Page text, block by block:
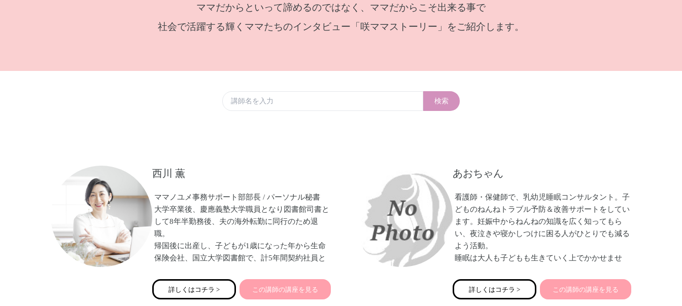
ママだからといって諦めるのではなく、ママだからこそ出来る事で
社会で活躍する輝くママたちのインタビュー「咲ママストーリー」をご紹介します。
検索
西川 薫
ママノユメ事務サポート部部長 / パーソナル秘書
大学卒業後、慶應義塾大学職員となり図書館司書と
して8年半勤務後、夫の海外転勤に同行のため退
職。
帰国後に出産し、子どもが1歳になった年から生命
保険会社、国立大学図書館で、計5年間契約社員と
その後、より自分の強みや自分らしさを活かせる働
き方をしたいと考え、2019年4月にフリーランスと
詳しくはコチラ > この講師の講座を見る
あおちゃん
看護師・保健師で、乳幼児睡眠コンサルタント。子
どものねんねトラブル予防＆改善サポートをしてい
ます。妊娠中からねんねの知識を広く知ってもら
い、夜泣きや寝かしつけに困る人がひとりでも減る
よう活動。
睡眠は大人も子どもも生きていく上でかかせませ
家庭全体に影響があります。家族みんなが健康的で
ハッピーに過ごすため、子どものより良い将来のた
詳しくはコチラ > この講師の講座を見る